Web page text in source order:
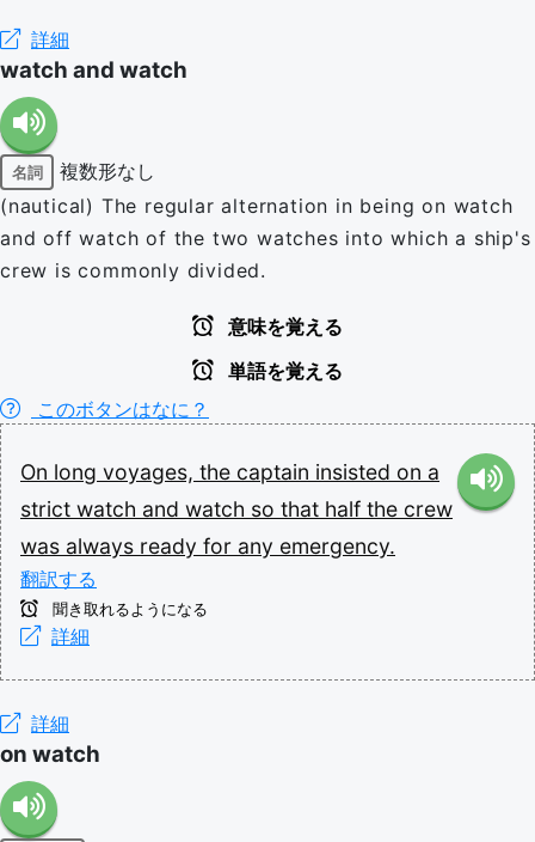
詳細
watch and watch
名詞
複数形なし
(nautical) The regular alternation in being on watch
and off watch of the two watches into which a ship's
crew is commonly divided.
意味を覚える
単語を覚える
このボタンはなに？
On long voyages, the captain insisted on a
strict watch and watch so that half the crew
was always ready for any emergency.
翻訳する
聞き取れるようになる
詳細
詳細
on watch